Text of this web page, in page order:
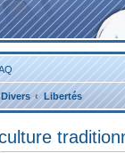
Divers Libertés